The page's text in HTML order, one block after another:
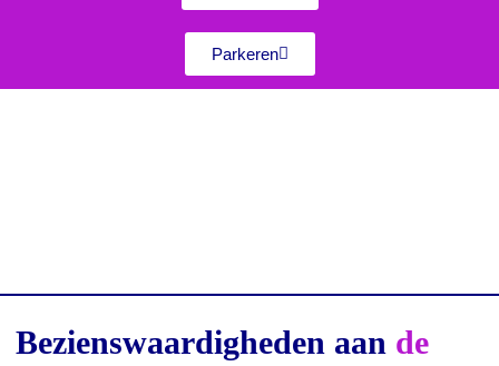
Parkeren
Bezienswaardigheden aan de